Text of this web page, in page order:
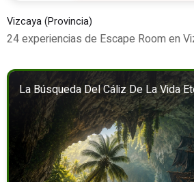
Vizcaya (Provincia)
24 experiencias de Escape Room en
La Búsqueda Del Cáliz De La Vida